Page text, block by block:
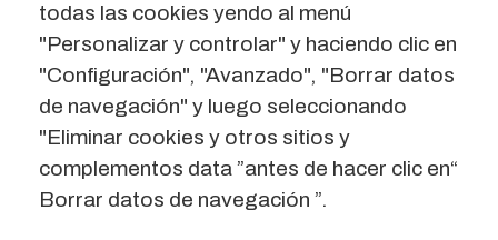
todas las cookies yendo al menú
"Personalizar y controlar" y haciendo clic en
"Configuración", "Avanzado", "Borrar datos
de navegación" y luego seleccionando
"Eliminar cookies y otros sitios y
complementos data ”antes de hacer clic en“
Borrar datos de navegación ”.